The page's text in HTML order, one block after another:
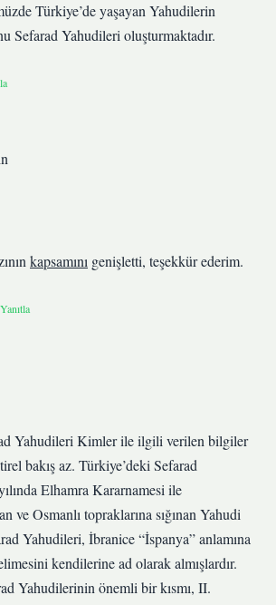
Türkiye’de yaşayan Yahudilerin
Sefarad Yahudileri oluşturmaktadır.
kapsamını genişletti, teşekkür ederim.
Yanıtla
Yahudileri Kimler ile ilgili verilen bilgiler
bakış az. Türkiye’deki Sefarad
Elhamra Kararnamesi ile
ve Osmanlı topraklarına sığınan Yahudi
Yahudileri, İbranice “İspanya” anlamına
kendilerine ad olarak almışlardır.
Yahudilerinin önemli bir kısmı, II.